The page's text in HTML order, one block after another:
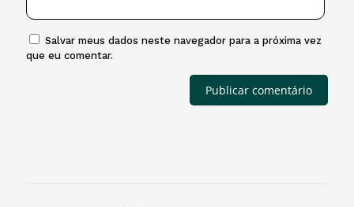
Salvar meus dados neste navegador para a próxima vez
que eu comentar.